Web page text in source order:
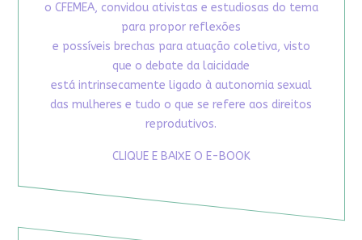
o CFEMEA, convidou ativistas e estudiosas do tema
para propor reflexões
e possíveis brechas para atuação coletiva, visto
que o debate da laicidade
está intrinsecamente ligado à autonomia sexual
das mulheres e tudo o que se refere aos direitos
reprodutivos.
CLIQUE E BAIXE O E-BOOK